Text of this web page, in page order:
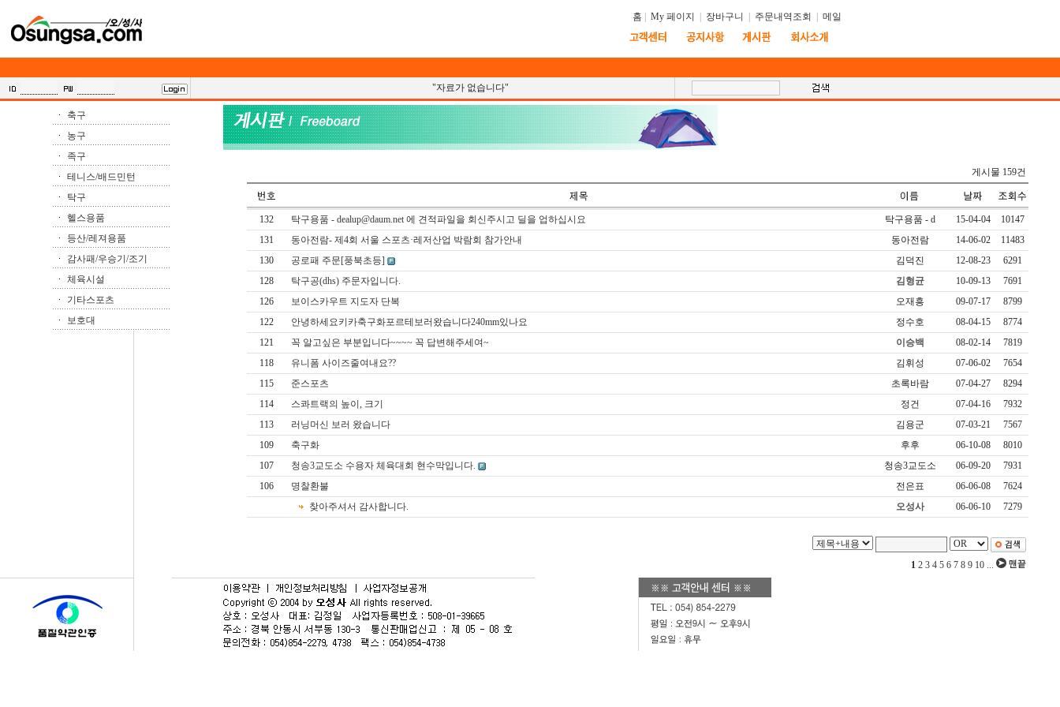
홈 My 페이지 장바구니 주문내역조회 메일
"자료가 없습니다"
축구
농구
족구
테니스/배드민턴
탁구
헬스용품
등산/레져용품
감사패/우승기/조기
체육시설
기타스포츠
보호대
게시물 159건
132 탁구용품 - dealup@daum.net 에 견적파일을 회신주시고 딜을 업하십시요 탁구용품 - d 15-04-04
10147
131
동아전람- 제4회 서울 스포츠·레저산업 박람회 참가안내 동아전람 14-06-02
11483
130
공로패 주문[풍북초등] 김덕진 12-08-23
6291
128
탁구공(dhs) 주문자입니다. 김형균 10-09-13
7691
126
보이스카우트 지도자 단복 오재흥 09-07-17
8799
122
안녕하세요키카축구화포르테보러왔습니다240mm있나요 정수호 08-04-15
8774
121
꼭 알고싶은 부분입니다~~~~ 꼭 답변해주세여~ 이승백 08-02-14
7819
118
유니폼 사이즈줄여내요?? 김휘성 07-06-02
7654
115
준스포츠 초록바람 07-04-27
8294
114
스콰트랙의 높이, 크기 정건 07-04-16
7932
113
러닝머신 보러 왔습니다 김용군 07-03-21
7567
109
축구화 후후 06-10-08
8010
107
청송3교도소 수용자 체육대회 현수막입니다. 청송3교도소 06-09-20
7931
106
명찰환불 전은표 06-06-08
7624
찾아주셔서 감사합니다.
오성사 06-06-10 7279
1 2 3 4 5 6 7 8 9 10 ...